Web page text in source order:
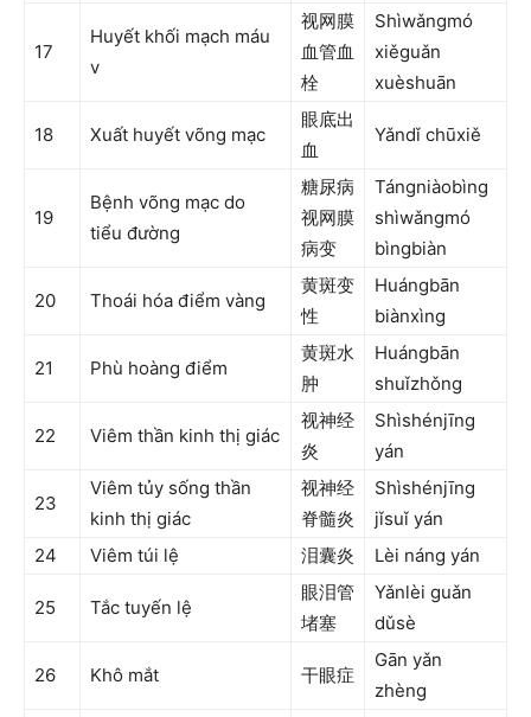
17
Huyết khối mạch máu
v
视网膜
血管血
栓
Shìwǎngmó
xiěguǎn
xuèshuān
18 Xuất huyết võng mạc
眼底出
血
Yǎndǐ chūxiě
19
Bệnh võng mạc do
tiểu đường
糖尿病
视网膜
病变
Tángniàobìng
shìwǎngmó
bìngbiàn
20 Thoái hóa điểm vàng
黄斑变
性
Huángbān
biànxìng
21 Phù hoàng điểm
黄斑水
肿
Huángbān
shuǐzhǒng
22 Viêm thần kinh thị giác
视神经
炎
Shìshénjīng
yán
23
Viêm tủy sống thần
kinh thị giác
视神经
脊髓炎
Shìshénjīng
jǐsuǐ yán
24
Viêm túi lệ 泪囊炎 Lèi náng yán
25 Tắc tuyến lệ
眼泪管
堵塞
Yǎnlèi guǎn
dǔsè
26 Khô mắt 干眼症
Gān yǎn
zhèng